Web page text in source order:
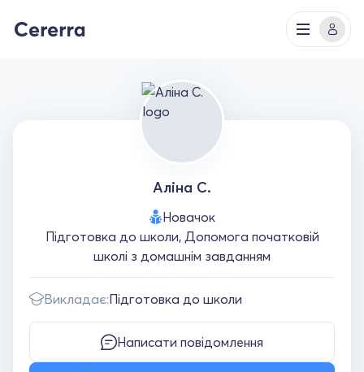
Аліна С.
Новачок
Підготовка до школи, Допомога початковій
школі з домашнім завданням
Викладає:Підготовка до школи
Написати повідомлення